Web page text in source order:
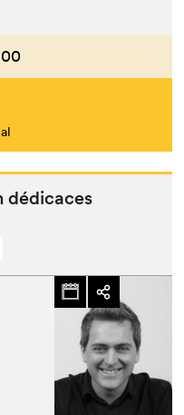
dédicaces